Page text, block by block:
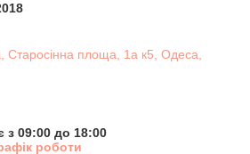
Старосінна площа, 1а к5, Одеса,
з 09:00 до 18:00
роботи